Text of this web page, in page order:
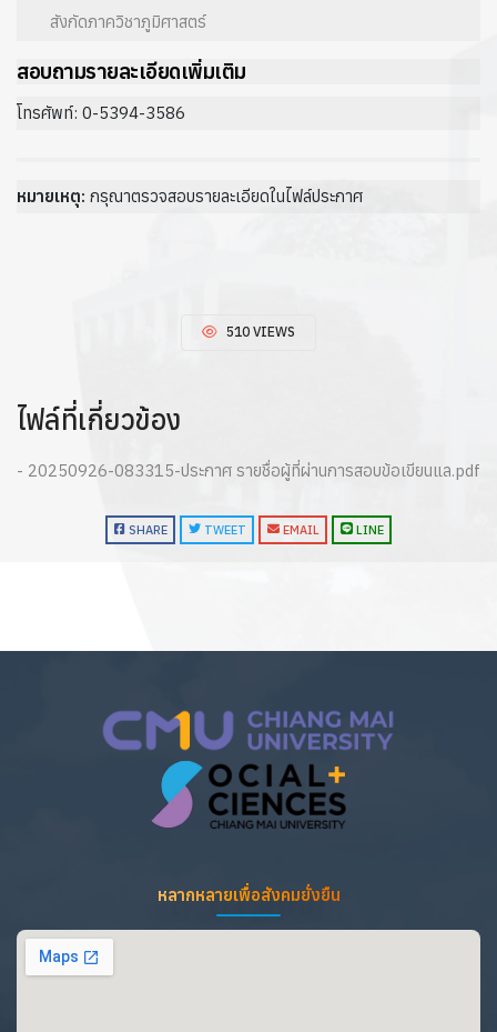
สังกัดภาควิชาภูมิศาสตร์
สอบถามรายละเอียดเพิ่มเติม
โทรศัพท์: 0-5394-3586
หมายเหตุ: กรุณาตรวจสอบรายละเอียดในไฟล์ประกาศ
510 VIEWS
ไฟล์ที่เกี่ยวข้อง
- 20250926-083315-ประกาศ รายชื่อผู้ที่ผ่านการสอบข้อเขียนแล.pdf
SHARE TWEET EMAIL LINE
หลากหลายเพื่อสังคมยั่งยืน